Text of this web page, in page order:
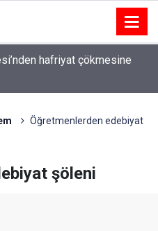
sürücünün yardımına belediye
Öğretmenlerden edebiyat
şöleni